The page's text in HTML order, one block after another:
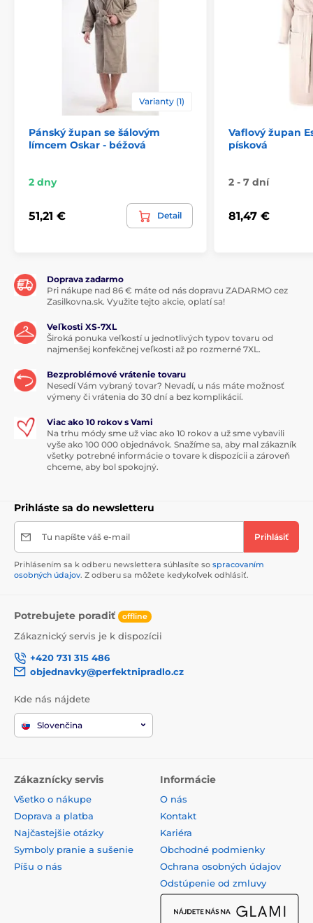
Varianty (1)
Pánský župan se šálovým
límcem Oskar - béžová
2 dny
51,21 € Detail
Vaflový župan
písková
2 - 7 dní
81,47 €
Doprava zadarmo
Pri nákupe nad 86 € máte od nás dopravu ZADARMO cez
Zasilkovna.sk. Využite tejto akcie, oplatí sa!
Veľkosti XS-7XL
Široká ponuka veľkostí u jednotlivých typov tovaru od
najmenšej konfekčnej veľkosti až po rozmerné 7XL.
Bezproblémové vrátenie tovaru
Nesedí Vám vybraný tovar? Nevadí, u nás máte možnosť
výmeny či vrátenia do 30 dní a bez komplikácií.
Viac ako 10 rokov s Vami
Na trhu módy sme už viac ako 10 rokov a už sme vybavili
vyše ako 100 000 objednávok. Snažíme sa, aby mal zákazník
všetky potrebné informácie o tovare k dispozícii a zároveň
chceme, aby bol spokojný.
Prihláste sa do newsletteru
Tu napíšte váš e-mail Prihlásiť
Prihlásením sa k odberu newslettera súhlasíte so spracovaním
osobných údajov. Z odberu sa môžete kedykoľvek odhlásiť.
Potrebujete poradiť offline
Zákaznický servis je k dispozícii
+420 731 315 486
objednavky@perfektnipradlo.cz
Kde nás nájdete
Slovenčina
Zákaznícky servis
Všetko o nákupe
Doprava a platba
Najčastejšie otázky
Symboly pranie a sušenie
Píšu o nás
Informácie
O nás
Kontakt
Kariéra
Obchodné podmienky
Ochrana osobných údajov
Odstúpenie od zmluvy